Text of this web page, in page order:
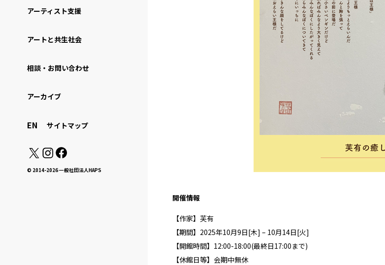
アーティスト支援
アートと共生社会
相談・お問い合わせ
アーカイブ
EN サイトマップ
© 2014-2026 一般社団法人HAPS
開催情報
【作家】芙有
【期間】2025年10月9日[木] – 10月14日[火]
【開館時間】12:00-18:00(最終日17:00まで)
【休館日等】会期中無休